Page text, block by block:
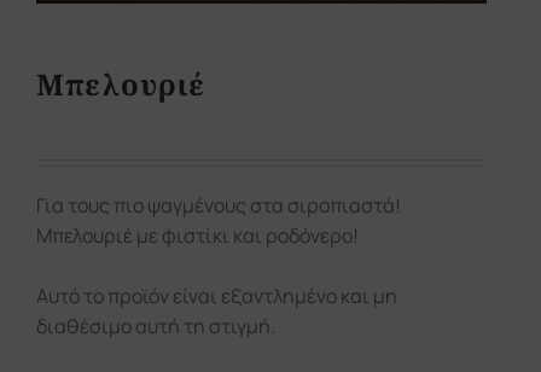
Μπελουριέ
Για τους πιο ψαγμένους στα σιροπιαστά!
Μπελουριέ με φιστίκι και ροδόνερο!
Αυτό το προϊόν είναι εξαντλημένο και μη
διαθέσιμο αυτή τη στιγμή.